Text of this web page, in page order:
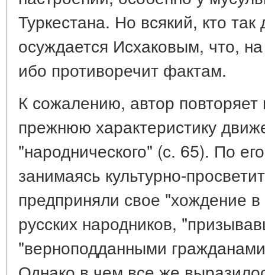
Туркестана. Но всякий, кто
осуждается Исхаковым, что,
ибо противоречит фактам.
К сожалению, автор
прежнюю характеристику
"народнического" (с. 65). По
занимаясь культурно-
предприняли свое "хождение
русских народников,
"верноподданными